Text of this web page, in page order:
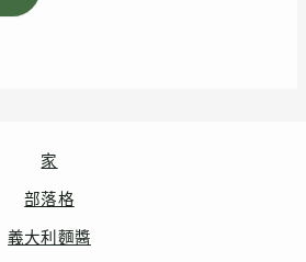
家
部落格
義大利麵醬